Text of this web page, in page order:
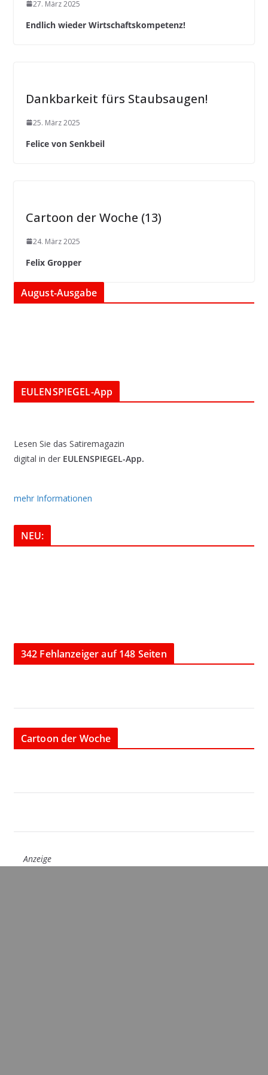
27. März 2025
Endlich wieder Wirtschaftskompetenz!
Dankbarkeit fürs Staubsaugen!
25. März 2025
Felice von Senkbeil
Cartoon der Woche (13)
24. März 2025
Felix Gropper
August-Ausgabe
EULENSPIEGEL-App
Lesen Sie das Satiremagazin
digital in der EULENSPIEGEL-App.
mehr Informationen
NEU:
342 Fehlanzeiger auf 148 Seiten
Cartoon der Woche
Anzeige